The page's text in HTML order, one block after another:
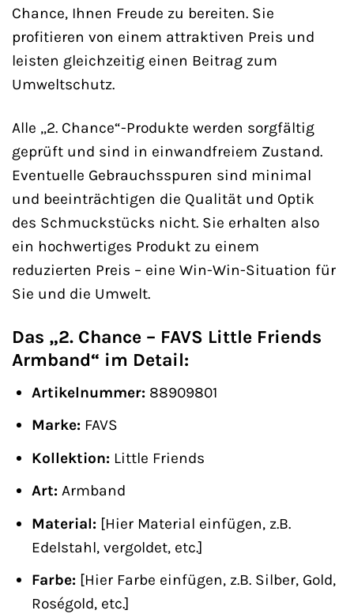
Chance, Ihnen Freude zu bereiten. Sie
profitieren von einem attraktiven Preis und
leisten gleichzeitig einen Beitrag zum
Umweltschutz.
Alle „2. Chance“-Produkte werden sorgfältig
geprüft und sind in einwandfreiem Zustand.
Eventuelle Gebrauchsspuren sind minimal
und beeinträchtigen die Qualität und Optik
des Schmuckstücks nicht. Sie erhalten also
ein hochwertiges Produkt zu einem
reduzierten Preis – eine Win-Win-Situation für
Sie und die Umwelt.
Das „2. Chance – FAVS Little Friends
Armband“ im Detail:
Artikelnummer:88909801
Marke:FAVS
Kollektion:Little Friends
Art:Armband
Material:[Hier Material einfügen, z.B.
Edelstahl, vergoldet, etc.]
Farbe:[Hier Farbe einfügen, z.B. Silber, Gold,
Roségold, etc.]